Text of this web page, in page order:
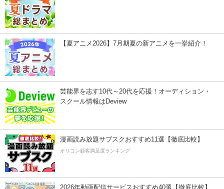
【夏アニメ2026】7月期夏の新アニメを一挙紹介！
芸能界を志す10代～20代を応援！オーディション・
スクール情報はDeview
漫画読み放題サブスクおすすめ11選【徹底比較】
オリコン顧客満足度ランキング
2026年動画配信サービスおすすめ40選【徹底比較】